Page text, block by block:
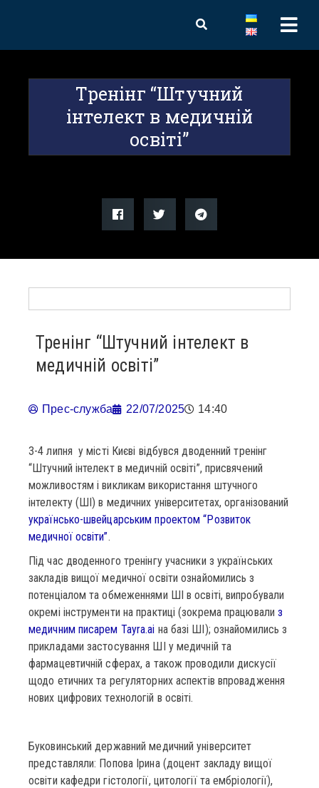
Тренінг “Штучний
інтелект в медичній
освіті”
Тренінг “Штучний інтелект в
медичній освіті”
Прес-служба 22/07/2025 14:40
3-4 липня у місті Києві відбувся дводенний тренінг
“Штучний інтелект в медичній освіті”, присвячений
можливостям і викликам використання штучного
інтелекту (ШІ) в медичних університетах, організований
українсько-швейцарським проектом “Розвиток
медичної освіти”.
Під час дводенного тренінгу учасники з українських
закладів вищої медичної освіти ознайомились з
потенціалом та обмеженнями ШІ в освіті, випробували
окремі інструменти на практиці (зокрема працювали з
медичним писарем Tayra.ai на базі ШІ); ознайомились з
прикладами застосування ШІ у медичній та
фармацевтичній сферах, а також проводили дискусії
щодо етичних та регуляторних аспектів впровадження
нових цифрових технологій в освіті.
Буковинський державний медичний університет
представляли: Попова Ірина (доцент закладу вищої
освіти кафедри гістології, цитології та ембріології),